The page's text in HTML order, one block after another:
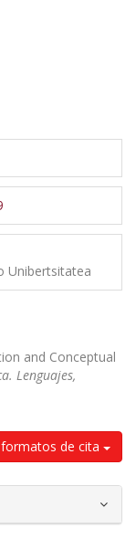
Unibertsitatea
and Conceptual
Lenguajes,
de cita